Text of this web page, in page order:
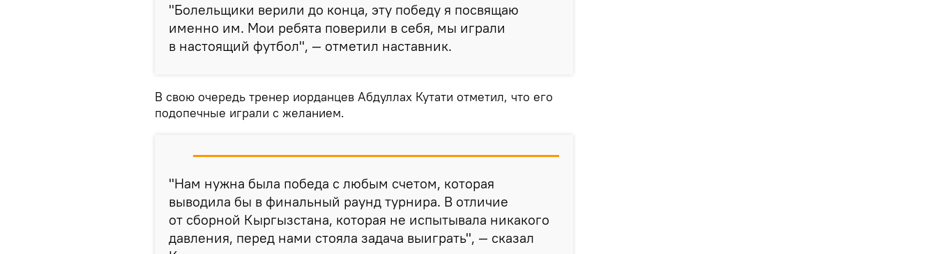
"Болельщики верили до конца, эту победу я посвящаю
именно им. Мои ребята поверили в себя, мы играли
в настоящий футбол", — отметил наставник.
В свою очередь тренер иорданцев Абдуллах Кутати отметил, что его
подопечные играли с желанием.
"Нам нужна была победа с любым счетом, которая
выводила бы в финальный раунд турнира. В отличие
от сборной Кыргызстана, которая не испытывала никакого
давления, перед нами стояла задача выиграть", — сказал